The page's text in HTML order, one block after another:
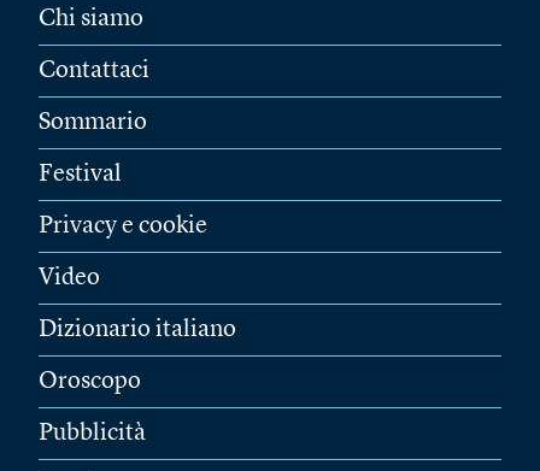
Chi siamo
Contattaci
Sommario
Festival
Privacy e cookie
Video
Dizionario italiano
Oroscopo
Pubblicità